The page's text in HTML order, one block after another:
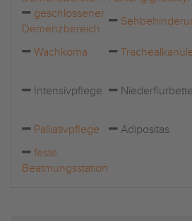
geschlossener
Demenzbereich
Wachkoma
Intensivpflege
Palliativpflege
Adipositas
feste
Beatmungsstation